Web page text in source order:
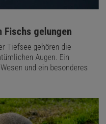
Fischs gelungen
Tiefsee gehören die
Augen. Ein
und ein besonderes